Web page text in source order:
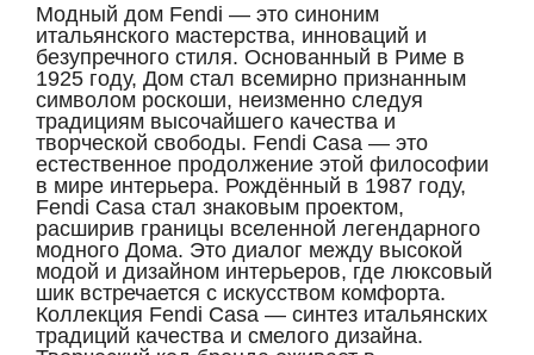
Модный дом Fendi — это синоним
итальянского мастерства, инноваций и
безупречного стиля. Основанный в Риме в
1925 году, Дом стал всемирно признанным
символом роскоши, неизменно следуя
традициям высочайшего качества и
творческой свободы. Fendi Casa — это
естественное продолжение этой философии
в мире интерьера. Рождённый в 1987 году,
Fendi Casa стал знаковым проектом,
расширив границы вселенной легендарного
модного Дома. Это диалог между высокой
модой и дизайном интерьеров, где люксовый
шик встречается с искусством комфорта.
Коллекция Fendi Casa — синтез итальянских
традиций качества и смелого дизайна.